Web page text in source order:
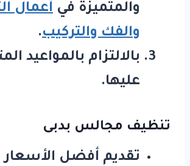
والمتميزة في أعمال
والفك والتركيب.
بالالتزام بالمواعيد
عليها.
تنظيف مجالس بدبى
تقديم أفضل الأسعار